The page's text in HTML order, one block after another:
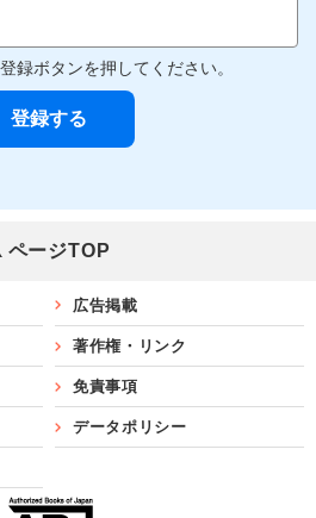
録ボタンを押してください。
ページTOP
広告掲載
著作権・リンク
免責事項
データポリシー